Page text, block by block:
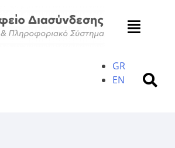
γραμμή
GR
EN